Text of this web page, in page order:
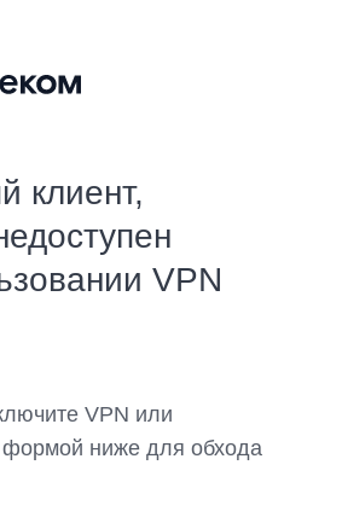
клиент,
VPN
VPN или
формой ниже для обхода